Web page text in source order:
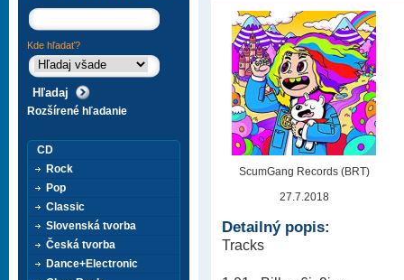
ScumGang Records (BRT)
27.7.2018
Detailný popis:
Tracks
Kde hľadať?
Rozšírené hľadanie
CD
Rock
Pop
Classic
Slovenská tvorba
Česká tvorba
Dance+Electronic